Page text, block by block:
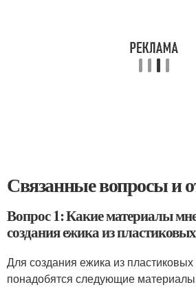
Связанные вопросы и
Вопрос 1: Какие материалы
создания ежика из
Для создания ежика из
понадобятся следующие